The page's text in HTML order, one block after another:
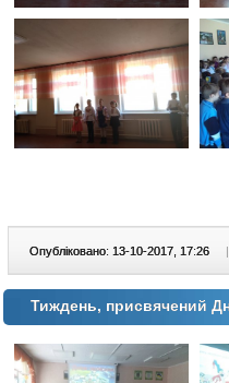
Опубліковано: 13-10-2017, 17:26 |
Тиждень, присвячений